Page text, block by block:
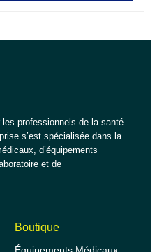
professionnels de la santé
s’est spécialisée dans la
d’équipements
et de
Boutique